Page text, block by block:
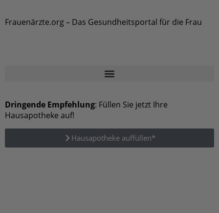
Frauenärzte.org – Das Gesundheitsportal für die Frau
Dringende Empfehlung : Füllen Sie jetzt Ihre
Hausapotheke auf!
Hausapotheke auffüllen*